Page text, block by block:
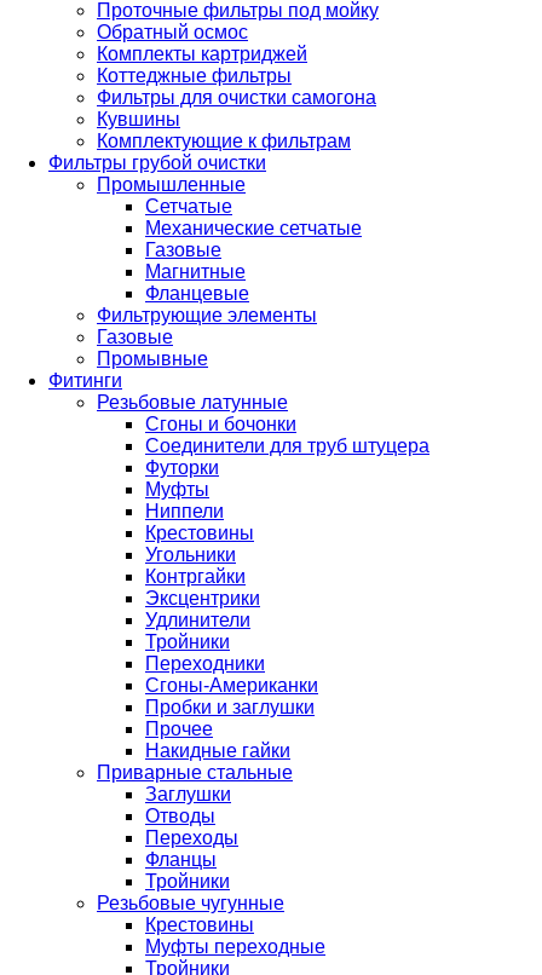
Проточные фильтры под мойку
Обратный осмос
Комплекты картриджей
Коттеджные фильтры
Фильтры для очистки самогона
Кувшины
Комплектующие к фильтрам
Фильтры грубой очистки
Промышленные
Сетчатые
Механические сетчатые
Газовые
Магнитные
Фланцевые
Фильтрующие элементы
Газовые
Промывные
Фитинги
Резьбовые латунные
Сгоны и бочонки
Соединители для труб штуцера
Футорки
Муфты
Ниппели
Крестовины
Угольники
Контргайки
Эксцентрики
Удлинители
Тройники
Переходники
Сгоны-Американки
Пробки и заглушки
Прочее
Накидные гайки
Приварные стальные
Заглушки
Отводы
Переходы
Фланцы
Тройники
Резьбовые чугунные
Крестовины
Муфты переходные
Тройники